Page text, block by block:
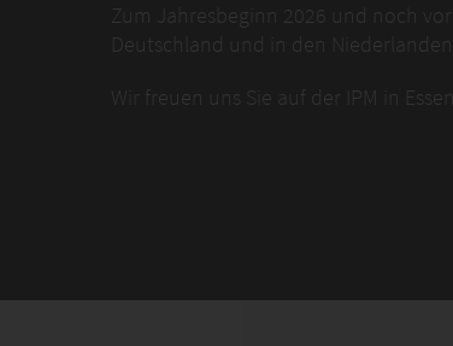
Zum Jahresbeginn 2026 und noch
Deutschland und in den
Wir freuen uns Sie auf der IPM in